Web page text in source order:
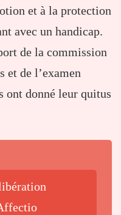
et à la protection
avec un handicap.
de la commission
et de l’examen
ont donné leur quitus